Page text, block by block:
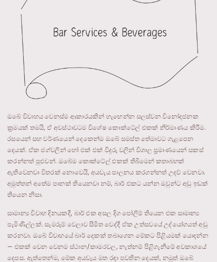
ඔබේ විවාහය වෙනස්ම ආකාරයකින් හැඟෙන්න සලස්වන විනෝදජනක
ක්‍රමයක් තමයි, ඒ අවස්ථාවටම විශේෂ කොක්ටේල් එකක් නිර්මාණය කිරීම.
රසයෙන් සහ වර්ණයෙන් දෙකෙන්ම ඔබේ සමස්ත තේමාවට ගැළපෙන
දෙයක්. ඒක ජග්වලින් හෝ එක් එක් වීදුරු වලින් විශාල ප්‍රමාණයෙන් සකස්
කරන්නත් පුළුවන්. ඔබේම කොක්ටේල් එකක් තිබීමෙන් කතාබහක්
ඇතිවෙනවා විතරක් නොවෙයි, අයවැය පාලනය කරගන්නත් උදව් වෙනවා.
අමුත්තන් අතේම පානක් තියෙනවා නම්, බාර් එකට යන්න ඔවුන්ට අඩු ඉඩක්
තියෙන නිසා.
සාමාන්‍ය විවාහ දිනයකදී, බාර් එක අසල දිග පෝලිම් තියෙන එක සාමාන්‍ය
පැමිණිල්ලක්. සැමරුම් වෙලාව සීමිත වෙද්දී ඒක උත්සවයේ උද්යෝගයත් අඩු
කරනවා. ඔබේ විවාහයේ බාර් දෙකක් තබාගෙන මේකට පිළියමක් යොදන්න
— එකක් වෙන වෙනම ස්ථාන/කාමරවල, නැත්නම් පිළිගැනීමේ අවකාශයේ
දෙපස. ඇත්තෙන්ම, මේක අයවැය මත රඳා පවතින දෙයක්, නමුත් ඔබේ